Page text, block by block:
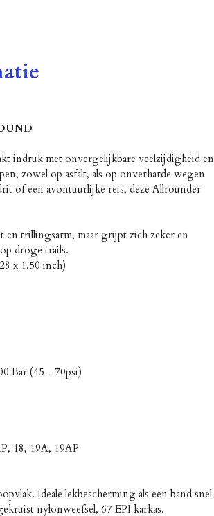
indruk met onvergelijkbare veelzijdigheid en
zowel op asfalt, als op onverharde wegen
of een avontuurlijke reis, deze Allrounder
en trillingsarm, maar grijpt zich zeker en
droge trails.
x 1.50 inch)
Bar (45 - 70psi)
18, 19A, 19AP
Ideale lekbescherming als een band snel
nylonweefsel, 67 EPI karkas.